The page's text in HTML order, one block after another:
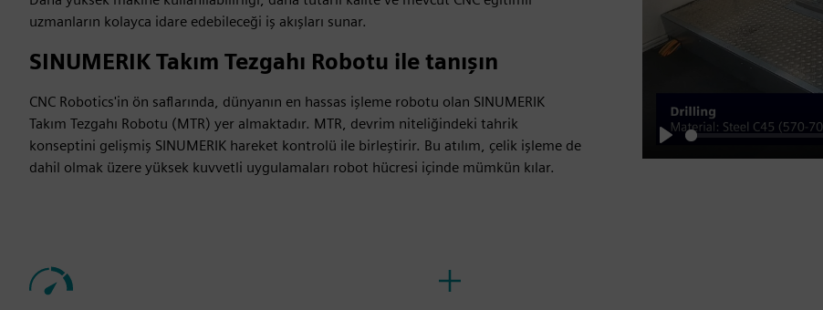
uzmanların kolayca idare edebileceği iş akışları sunar.
SINUMERIK Takım Tezgahı Robotu ile tanışın
CNC Robotics'in ön saflarında, dünyanın en hassas işleme robotu olan SINUMERIK
Takım Tezgahı Robotu (MTR) yer almaktadır. MTR, devrim niteliğindeki tahrik
konseptini gelişmiş SINUMERIK hareket kontrolü ile birleştirir. Bu atılım, çelik işleme de
dahil olmak üzere yüksek kuvvetli uygulamaları robot hücresi içinde mümkün kılar.
Play